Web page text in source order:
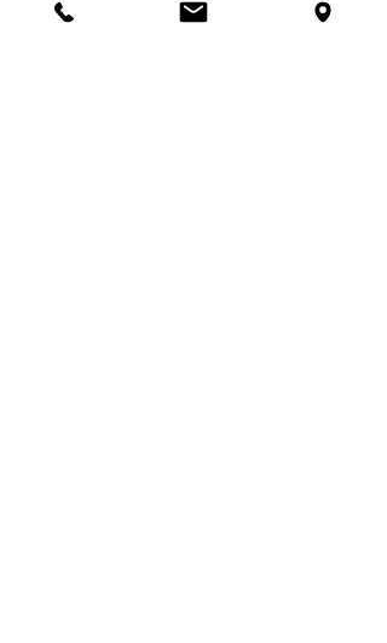
Χειμερινό ωράριο: 11.00-13.00
17.30-19.30